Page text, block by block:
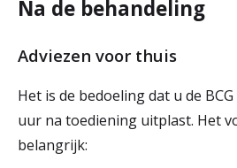
Na de behandeling
Adviezen voor thuis
Het is de bedoeling dat u de
uur na toediening uitplast. Het
belangrijk: